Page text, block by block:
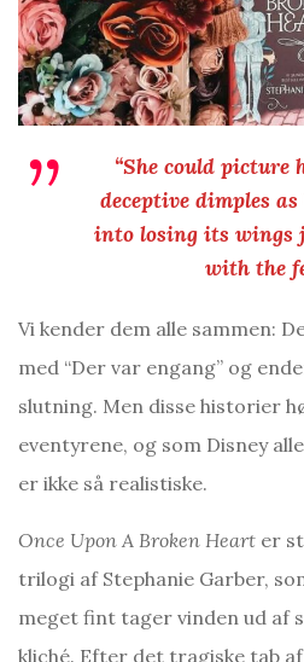
“She could picture
deceptive dimples
into losing its wings
with the
Vi kender dem alle sammen:
med “Der var engang” og
slutning. Men disse historier
eventyrene, og som Disney
er ikke så realistiske.
Once Upon A Broken Heart er
trilogi af Stephanie Garber,
meget fint tager vinden ud af
kliché. Efter det tragiske tab